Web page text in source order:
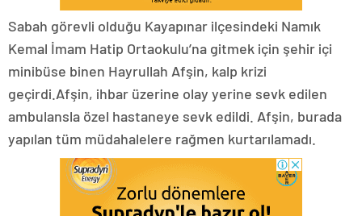
Sabah görevli olduğu Kayapınar ilçesindeki Namık
Kemal İmam Hatip Ortaokulu’na gitmek için şehir içi
minibüse binen Hayrullah Afşin, kalp krizi
geçirdi.Afşin, ihbar üzerine olay yerine sevk edilen
ambulansla özel hastaneye sevk edildi. Afşin, burada
yapılan tüm müdahalelere rağmen kurtarılamadı.